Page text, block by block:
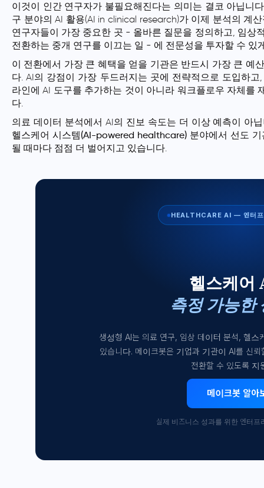
이것이 인간 연구자가 불필요해진다는 의미는 결코 아닙니
구 분야의 AI 활용(AI in clinical research)가 이제 분석의 계
연구자들이 가장 중요한 곳 - 올바른 질문을 정의하고, 임상
전환하는 중개 연구를 이끄는 일 - 에 전문성을 투자할 수 있
이 전환에서 가장 큰 혜택을 얻을 기관은 반드시 가장 큰 예
다. AI의 강점이 가장 두드러지는 곳에 전략적으로 도입하
라인에 AI 도구를 추가하는 것이 아니라 워크플로우 자체를
다.
의료 데이터 분석에서 AI의 진보 속도는 더 이상 예측이 아
헬스케어 시스템(AI-powered healthcare) 분야에서 선도
될 때마다 점점 더 벌어지고 있습니다.
HEALTHCARE AI — 엔터프
헬스케어
측정 가능한
생성형 AI는 의료 연구, 임상 데이터 분석, 헬스
있습니다. 메이크봇은 기업과 기관이 AI를 신
전환할 수 있도록 지
메이크봇 알아
실제 비즈니스 성과를 위한 엔터프